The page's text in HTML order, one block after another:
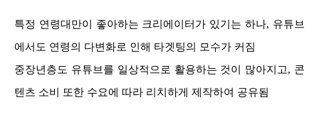
특정 연령대만이 좋아하는 크리에이터가 있기는 하나, 유튜브
에서도 연령의 다변화로 인해 타겟팅의 모수가 커짐
중장년층도 유튜브를 일상적으로 활용하는 것이 많아지고, 콘
텐츠 소비 또한 수요에 따라 리치하게 제작하여 공유됨